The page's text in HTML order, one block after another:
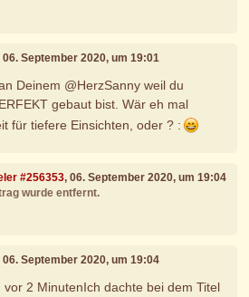
06. September 2020, um 19:01
Deinem @HerzSanny weil du
gebaut bist. Wär eh mal
für tiefere Einsichten, oder ? :
#256353, 06. September 2020, um 19:04
wurde entfernt.
06. September 2020, um 19:04
vor 2 MinutenIch dachte bei dem Titel